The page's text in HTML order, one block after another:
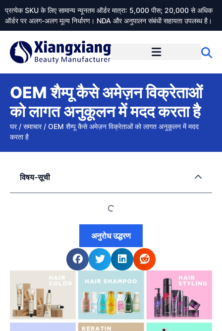
प्रत्येक SKU के लिए सामान्य न्यूनतम ऑर्डर मात्रा: 5,000 पीस; 20,000 से अधिक
ऑर्डर पर अलग-अलग मूल्य निर्धारण। NDA और अनुपालन संबंधी सहायता उपलब्ध है।
OEM शैम्पू कैसे अमेज़न विक्रेताओं
को लागत अनुकूलन में मदद करता है
घर/ समाचार/ OEM शैम्पू कैसे अमेज़न विक्रेताओं को लागत अनुकूलन में मदद
करता है
विषय-सूची
अनुरोध उद्धरण